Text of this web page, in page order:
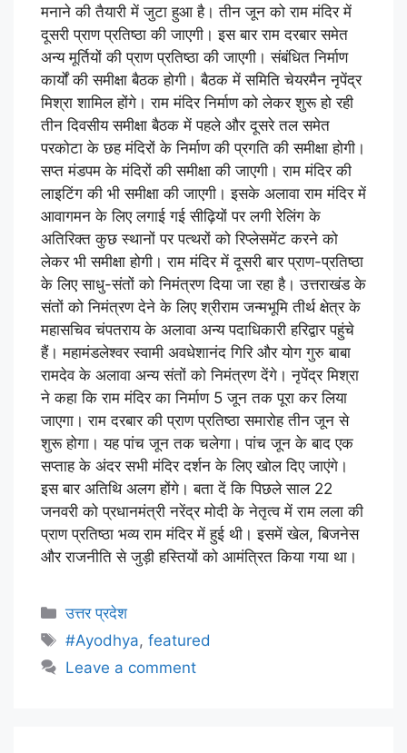
मनाने की तैयारी में जुटा हुआ है। तीन जून को राम मंदिर में
दूसरी प्राण प्रतिष्ठा की जाएगी। इस बार राम दरबार समेत
अन्य मूर्तियों की प्राण प्रतिष्ठा की जाएगी। संबंधित निर्माण
कार्यों की समीक्षा बैठक होगी। बैठक में समिति चेयरमैन नृपेंद्र
मिश्रा शामिल होंगे। राम मंदिर निर्माण को लेकर शुरू हो रही
तीन दिवसीय समीक्षा बैठक में पहले और दूसरे तल समेत
परकोटा के छह मंदिरों के निर्माण की प्रगति की समीक्षा होगी।
सप्त मंडपम के मंदिरों की समीक्षा की जाएगी। राम मंदिर की
लाइटिंग की भी समीक्षा की जाएगी। इसके अलावा राम मंदिर में
आवागमन के लिए लगाई गई सीढ़ियों पर लगी रेलिंग के
अतिरिक्त कुछ स्थानों पर पत्थरों को रिप्लेसमेंट करने को
लेकर भी समीक्षा होगी। राम मंदिर में दूसरी बार प्राण-प्रतिष्ठा
के लिए साधु-संतों को निमंत्रण दिया जा रहा है। उत्तराखंड के
संतों को निमंत्रण देने के लिए श्रीराम जन्मभूमि तीर्थ क्षेत्र के
महासचिव चंपतराय के अलावा अन्य पदाधिकारी हरिद्वार पहुंचे
हैं। महामंडलेश्वर स्वामी अवधेशानंद गिरि और योग गुरु बाबा
रामदेव के अलावा अन्य संतों को निमंत्रण देंगे। नृपेंद्र मिश्रा
ने कहा कि राम मंदिर का निर्माण 5 जून तक पूरा कर लिया
जाएगा। राम दरबार की प्राण प्रतिष्ठा समारोह तीन जून से
शुरू होगा। यह पांच जून तक चलेगा। पांच जून के बाद एक
सप्ताह के अंदर सभी मंदिर दर्शन के लिए खोल दिए जाएंगे।
इस बार अतिथि अलग होंगे। बता दें कि पिछले साल 22
जनवरी को प्रधानमंत्री नरेंद्र मोदी के नेतृत्व में राम लला की
प्राण प्रतिष्ठा भव्य राम मंदिर में हुई थी। इसमें खेल, बिजनेस
और राजनीति से जुड़ी हस्तियों को आमंत्रित किया गया था।
उत्तर प्रदेश
#Ayodhya,featured
Leave a comment